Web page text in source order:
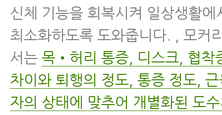
신체 기능을 회복시켜 일상생활에
최소화하도록 도와줍니다. , 모커
서는 목•허리 통증, 디스크, 협착
차이와 퇴행의 정도, 통증 정도,
자의 상태에 맞추어 개별화된 도